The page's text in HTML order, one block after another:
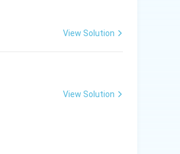
View Solution
View Solution